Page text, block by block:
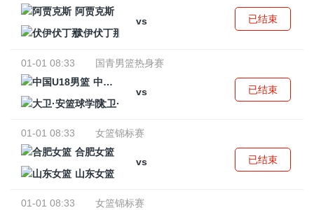
阿贾克斯
vs
伏伊伏丁那
已结束
01-01 08:33
国青男篮热身赛
中国U18男篮
vs
大卫·安篮球学院
已结束
01-01 08:33
女篮锦标赛
合肥女篮
vs
山东女篮
已结束
01-01 08:33
女篮锦标赛